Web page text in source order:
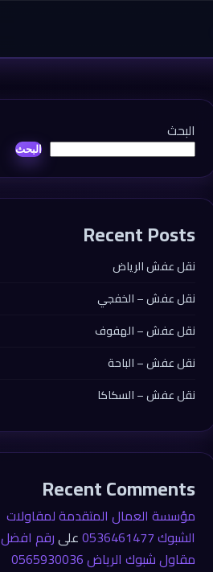
البحث
البحث
Recent Posts
نقل عفش الرياض
نقل عفش – الخفجي
نقل عفش – الهفوف
نقل عفش – الباحة
نقل عفش – السكاكا
Recent Comments
مؤسسة العمال المتقدمة لمقاولات
الشبوك 0536461477
علىرقم افضل
مقاول شبوك الرياض 0565930036